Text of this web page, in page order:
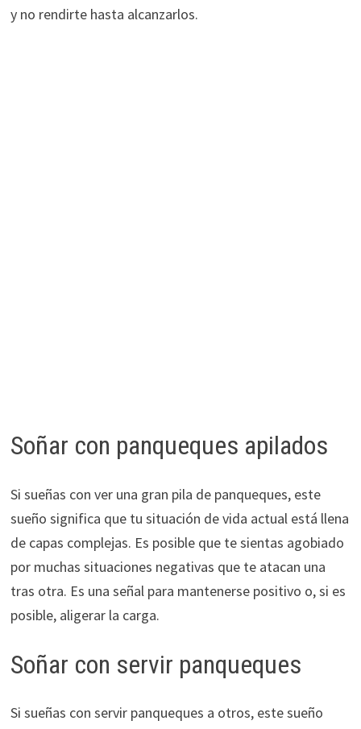
y no rendirte hasta alcanzarlos.
Soñar con panqueques apilados
Si sueñas con ver una gran pila de panqueques, este
sueño significa que tu situación de vida actual está llena
de capas complejas. Es posible que te sientas agobiado
por muchas situaciones negativas que te atacan una
tras otra. Es una señal para mantenerse positivo o, si es
posible, aligerar la carga.
Soñar con servir panqueques
Si sueñas con servir panqueques a otros, este sueño